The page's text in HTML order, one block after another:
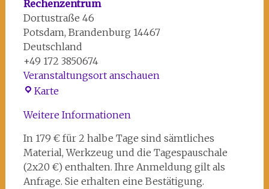
Rechenzentrum
Dortustraße 46
Potsdam, Brandenburg 14467
Deutschland
+49 172 3850674
Veranstaltungsort anschauen
KarteAtelier
im
Kunst-
und
Kreativhaus
Rechenzentrum
Weitere Informationen
In 179 € für 2 halbe Tage sind sämtliches
Material, Werkzeug und die Tagespauschale
(2x20 €) enthalten. Ihre Anmeldung gilt als
Anfrage. Sie erhalten eine Bestätigung.